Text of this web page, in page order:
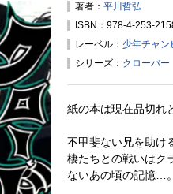
著者： 平川哲弘
ISBN：978-4-253-
レーベル： 少年チャン
シリーズ： クローバー
紙の本は現在品切れ
不甲斐ない兄を助
棲たちとの戦いは
ないあの頃の記憶…